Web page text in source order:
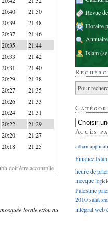
20:40 21:50
20:39 21:48
20:37 21:46
20:35 21:44
20:33 21:42
20:31 21:40
20:29 21:38
20:27 21:35
20:26 21:33
20:24 21:31
20:22 21:29
20:20 21:27
20:18 21:25
doit être accomplie
locale et/ou au
Revue
Horaire
Islam
Accès
adhan
Finance
heure de
mecque
Palestine
2010salat
intégralweb